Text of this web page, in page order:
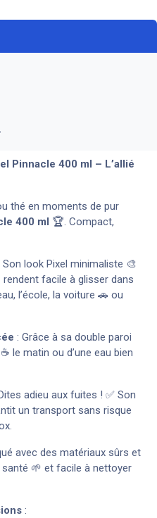
Pinnacle 400 ml – L’allié
thé en moments de pur
400 ml 🏆. Compact,
Son look Pixel minimaliste 🎨
facile à glisser dans
l’école, la voiture 🚗 ou
: Grâce à sa double paroi
le matin ou d’une eau bien
adieu aux fuites ! ✅ Son
un transport sans risque
avec des matériaux sûrs et
🌱 et facile à nettoyer
: